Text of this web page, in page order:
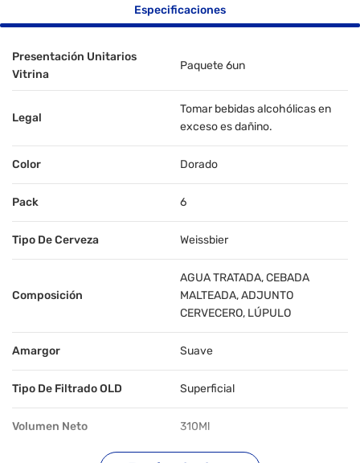
Especificaciones
Presentación Unitarios
Vitrina
Paquete 6un
Legal
Tomar bebidas alcohólicas en
exceso es dañino.
Color Dorado
Pack 6
Tipo De Cerveza Weissbier
Composición
AGUA TRATADA, CEBADA
MALTEADA, ADJUNTO
CERVECERO, LÚPULO
Amargor Suave
Tipo De Filtrado OLD Superficial
Volumen Neto 310Ml